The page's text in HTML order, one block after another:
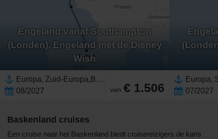
Engeland vanaf Southampton
(Londen), Engeland met de Disney
Wish
Europa, Zuid-Europa,Baskenland,Spanje,Noord-Europa,Verenigd Koninkrijk,Engeland,Britse Eilanden
08/2027
van € 1.506 07/2027
Baskenland cruises
Een cruise naar het Baskenland biedt cruisereizigers de kans